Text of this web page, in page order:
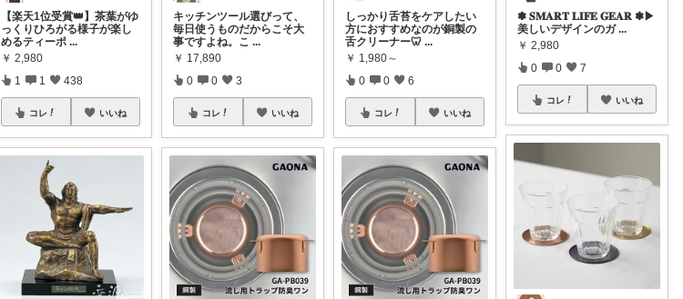
【楽天1位受賞👑】茶葉がゆ
っくりひろがる様子が楽し
めるティーポ ...
￥ 2,980
1 1 438
コレ いいね
キッチンツール選びって、
毎日使うものだからこそ大
事ですよね。こ ...
￥ 17,890
0 0 3
コレ いいね
しっかり舌苔をケアしたい
方におすすめなのが銅製の
舌クリーナー🦷 ...
￥ 1,980～
0 0 6
コレ いいね
✽ 𝐒𝐌𝐀𝐑𝐓 𝐋𝐈𝐅𝐄 𝐆𝐄𝐀𝐑 ✽ ​▶
美しいデザインのガ ...
￥ 2,980
0 0 7
コレ いいね